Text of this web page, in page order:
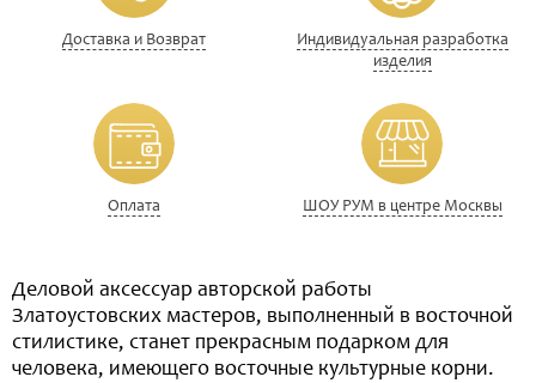
Доставка и Возврат
Индивидуальная разработка
изделия
Оплата ШОУ РУМ в центре Москвы
Деловой аксессуар авторской работы
Златоустовских мастеров, выполненный в восточной
стилистике, станет прекрасным подарком для
человека, имеющего восточные культурные корни.